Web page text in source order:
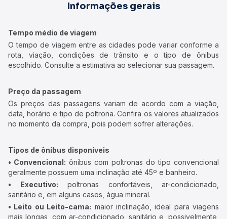
Informações gerais
Tempo médio de viagem
O tempo de viagem entre as cidades pode variar conforme a
rota, viação, condições de trânsito e o tipo de ônibus
escolhido. Consulte a estimativa ao selecionar sua passagem.
Preço da passagem
Os preços das passagens variam de acordo com a viação,
data, horário e tipo de poltrona. Confira os valores atualizados
no momento da compra, pois podem sofrer alterações.
Tipos de ônibus disponíveis
• Convencional: ônibus com poltronas do tipo convencional
geralmente possuem uma inclinação até 45º e banheiro.
• Executivo: poltronas confortáveis, ar-condicionado,
sanitário e, em alguns casos, água mineral.
• Leito ou Leito-cama: maior inclinação, ideal para viagens
mais longas, com ar-condicionado, sanitário e, possivelmente,